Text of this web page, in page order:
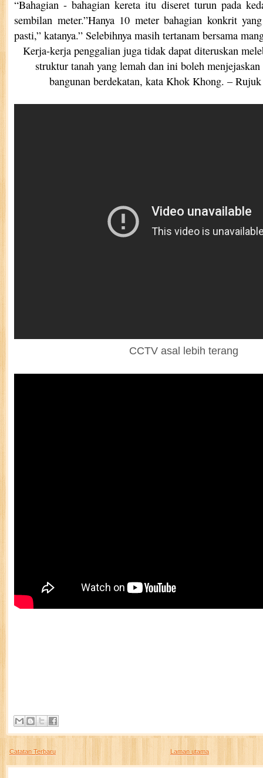
“Bahagian - bahagian kereta itu diseret turun pada
sembilan meter.”Hanya 10 meter bahagian konkrit
pasti,” katanya.” Selebihnya masih tertanam bersama
Kerja-kerja penggalian juga tidak dapat diteruskan
struktur tanah yang lemah dan ini boleh
bangunan berdekatan, kata Khok Khong. –
CCTV asal lebih terang
Catatan Terbaru Laman utama